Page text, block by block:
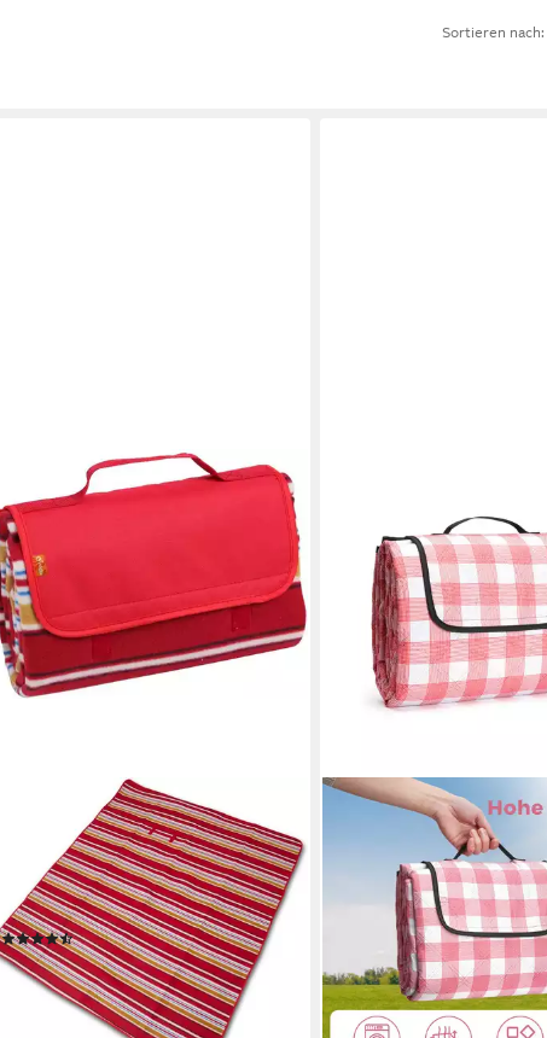
Sortieren nach:
Picknickdecke Picknick Fleecedecke
150 x 135 cm mit wasserfester
PEVA Unterseite, Große
Stranddecke bunt für Wandern, See,
Strand
(7)
14,99 €
lieferbar - in 2-3 Werktagen bei dir
+1